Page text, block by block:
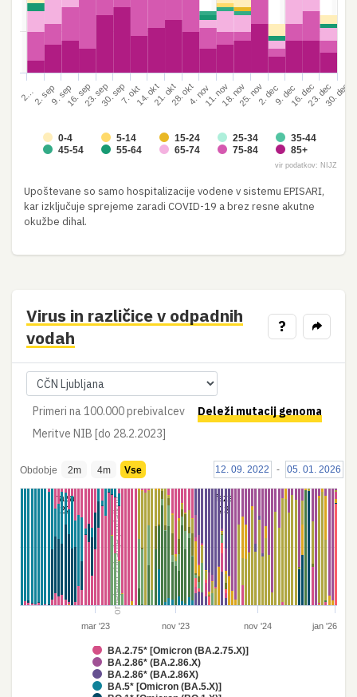
2…2. sep9. sep16. sep23. sep30. sep7. okt14. okt21. okt28. okt4. nov11. nov18. nov25. nov2. dec9. dec16. dec23. dec30. dec
0-4 5-14 15-24 25-34
35-44
45-54
55-64 65-74 75-84 85+
vir podatkov: NIJZ
Upoštevane so samo hospitalizacije vodene v sistemu EPISARI,
kar izključuje sprejeme zaradi COVID-19 a brez resne akutne
okužbe dihal.
Virus in različice v odpadnih
vodah
?
Primeri na 100.000 prebivalcev
Deleži mutacij genoma
Meritve NIB [do 28.2.2023]
omejeno zbiranje podatkov
faza
22
faza
23
mar '23 nov '23 nov '24 jan '26
Obdobje 2m 4m Vse 12. 09. 2022 - 05. 01. 2026
BA.2.75* [Omicron (BA.2.75.X)]
BA.2.86* (BA.2.86.X)
BA.2.86* (BA.2.86X)
BA.5* [Omicron (BA.5.X)]